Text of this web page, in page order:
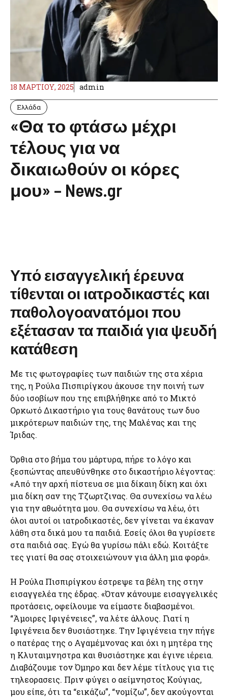
18 ΜΑΡΤΊΟΥ, 2025 admin
Ελλάδα
«Θα το φτάσω μέχρι
τέλους για να
δικαιωθούν οι κόρες
μου» – News.gr
Υπό εισαγγελική έρευνα
τίθενται οι ιατροδικαστές και
παθολογοανατόμοι που
εξέτασαν τα παιδιά για ψευδή
κατάθεση
Με τις φωτογραφίες των παιδιών της στα χέρια
της, η Ρούλα Πισπιρίγκου άκουσε την ποινή των
δύο ισοβίων που της επιβλήθηκε από το Μικτό
Ορκωτό Δικαστήριο για τους θανάτους των δυο
μικρότερων παιδιών της, της Μαλένας και της
Ίριδας.
Όρθια στο βήμα του μάρτυρα, πήρε το λόγο και
ξεσπώντας απευθύνθηκε στο δικαστήριο λέγοντας:
«Από την αρχή πίστευα σε μια δίκαιη δίκη και όχι
μια δίκη σαν της Τζωρτζινας. Θα συνεχίσω να λέω
για την αθωότητα μου. Θα συνεχίσω να λέω, ότι
όλοι αυτοί οι ιατροδικαστές, δεν γίνεται να έκαναν
λάθη στα δικά μου τα παιδιά. Εσείς όλοι θα γυρίσετε
στα παιδιά σας. Εγώ θα γυρίσω πάλι εδώ. Κοιτάξτε
τες γιατί θα σας στοιχειώνουν για άλλη μια φορά».
Η Ρούλα Πισπιρίγκου έστρεψε τα βέλη της στην
εισαγγελέα της έδρας. «Όταν κάνουμε εισαγγελικές
προτάσεις, οφείλουμε να είμαστε διαβασμένοι.
“Άμοιρες Ιφιγένειες”, να λέτε άλλους. Γιατί η
Ιφιγένεια δεν θυσιάστηκε. Την Ιφιγένεια την πήγε
ο πατέρας της ο Αγαμέμνονας και όχι η μητέρα της
η Κλυταιμνηστρα και θυσιάστηκε και έγινε ιέρεια.
Διαβάζουμε τον Όμηρο και δεν λέμε τίτλους για τις
τηλεορασεις. Πριν φύγει ο αείμνηστος Κούγιας,
μου είπε, ότι τα “εικάζω”, “νομίζω”, δεν ακούγονται